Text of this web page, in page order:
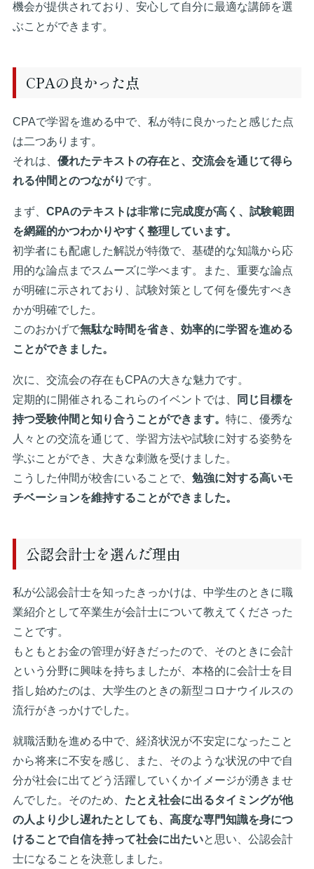
機会が提供されており、安心して自分に最適な講師を選
ぶことができます。
CPAの良かった点
CPAで学習を進める中で、私が特に良かったと感じた点
は二つあります。
それは、 優れたテキストの存在と、交流会を通じて得ら
れる仲間とのつながり です。
まず、 CPAのテキストは非常に完成度が高く、試験範囲
を網羅的かつわかりやすく整理しています。
初学者にも配慮した解説が特徴で、基礎的な知識から応
用的な論点までスムーズに学べます。また、重要な論点
が明確に示されており、試験対策として何を優先すべき
かが明確でした。
このおかげで無駄な時間を省き、効率的に学習を進める
ことができました。
次に、交流会の存在もCPAの大きな魅力です。
定期的に開催されるこれらのイベントでは、
同じ目標を
持つ受験仲間と知り合うことができます。 特に、優秀な
人々との交流を通じて、学習方法や試験に対する姿勢を
学ぶことができ、大きな刺激を受けました。
こうした仲間が校舎にいることで、 勉強に対する高いモ
チベーションを維持することができました。
公認会計士を選んだ理由
私が公認会計士を知ったきっかけは、中学生のときに職
業紹介として卒業生が会計士について教えてくださった
ことです。
もともとお金の管理が好きだったので、そのときに会計
という分野に興味を持ちましたが、本格的に会計士を目
指し始めたのは、大学生のときの新型コロナウイルスの
流行がきっかけでした。
就職活動を進める中で、経済状況が不安定になったこと
から将来に不安を感じ、また、そのような状況の中で自
分が社会に出てどう活躍していくかイメージが湧きませ
んでした。そのため、 たとえ社会に出るタイミングが他
の人より少し遅れたとしても、高度な専門知識を身につ
けることで自信を持って社会に出たいと思い、公認会計
士になることを決意しました。